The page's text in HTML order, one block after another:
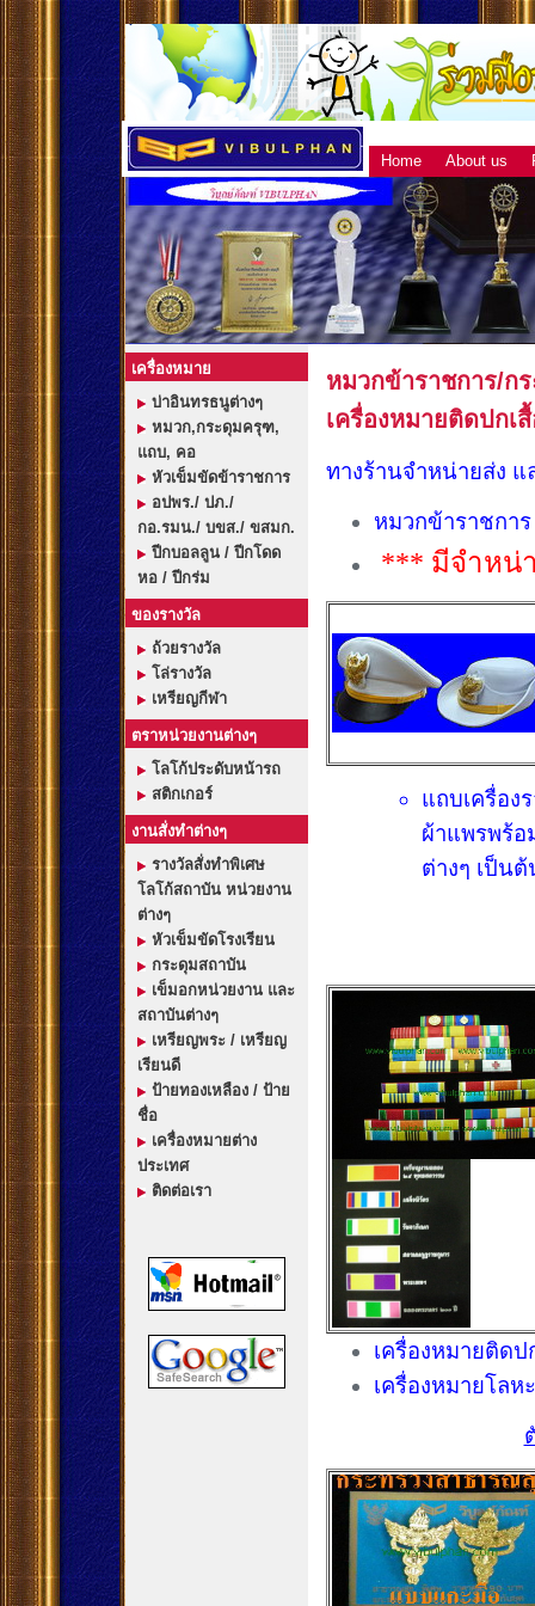
Home About us
เครื่องหมาย
บ่าอินทรธนูต่างๆ
หมวก,กระดุมครุฑ,
แถบ, คอ
หัวเข็มขัดข้าราชการ
อปพร./ ปภ./
กอ.รมน./ บขส./ ขสมก.
ปีกบอลลูน / ปีกโดด
หอ / ปีกร่ม
ของรางวัล
ถ้วยรางวัล
โล่รางวัล
เหรียญกีฬา
ตราหน่วยงานต่างๆ
โลโก้ประดับหน้ารถ
สติกเกอร์
งานสั่งทำต่างๆ
รางวัลสั่งทำพิเศษ
โลโก้สถาบัน หน่วยงาน
ต่างๆ
หัวเข็มขัดโรงเรียน
กระดุมสถาบัน
เข็มอกหน่วยงาน และ
สถาบันต่างๆ
เหรียญพระ / เหรียญ
เรียนดี
ป้ายทองเหลือง / ป้าย
ชื่อ
เครื่องหมายต่าง
ประเทศ
ติดต่อเรา
หมวกข้าราชการ/ก
เครื่องหมายติดปกเ
ทางร้านจำหน่ายส่ง
หมวกข้าราชกา
*** มีจำหน่
แถบเครื่อ
ผ้าแพรพร้
ต่างๆ เป็น
เครื่องหมายติด
เครื่องหมายโล